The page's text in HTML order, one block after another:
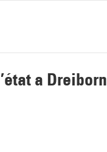
a Dreiborn